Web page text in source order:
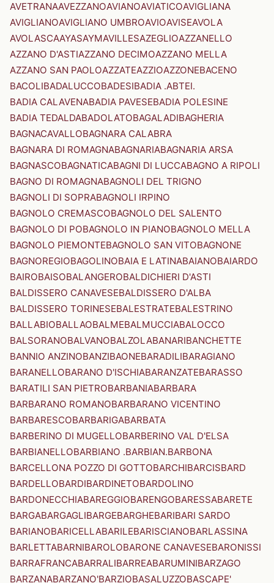
AVETRANAAVEZZANOAVIANOAVIATICOAVIGLIANA
AVIGLIANOAVIGLIANO UMBROAVIOAVISEAVOLA
AVOLASCAAYASAYMAVILLESAZEGLIOAZZANELLO
AZZANO D'ASTIAZZANO DECIMOAZZANO MELLA
AZZANO SAN PAOLOAZZATEAZZIOAZZONEBACENO
BACOLIBADALUCCOBADESIBADIA .ABTEI.
BADIA CALAVENABADIA PAVESEBADIA POLESINE
BADIA TEDALDABADOLATOBAGALADIBAGHERIA
BAGNACAVALLOBAGNARA CALABRA
BAGNARA DI ROMAGNABAGNARIABAGNARIA ARSA
BAGNASCOBAGNATICABAGNI DI LUCCABAGNO A RIPOLI
BAGNO DI ROMAGNABAGNOLI DEL TRIGNO
BAGNOLI DI SOPRABAGNOLI IRPINO
BAGNOLO CREMASCOBAGNOLO DEL SALENTO
BAGNOLO DI POBAGNOLO IN PIANOBAGNOLO MELLA
BAGNOLO PIEMONTEBAGNOLO SAN VITOBAGNONE
BAGNOREGIOBAGOLINOBAIA E LATINABAIANOBAIARDO
BAIROBAISOBALANGEROBALDICHIERI D'ASTI
BALDISSERO CANAVESEBALDISSERO D'ALBA
BALDISSERO TORINESEBALESTRATEBALESTRINO
BALLABIOBALLAOBALMEBALMUCCIABALOCCO
BALSORANOBALVANOBALZOLABANARIBANCHETTE
BANNIO ANZINOBANZIBAONEBARADILIBARAGIANO
BARANELLOBARANO D'ISCHIABARANZATEBARASSO
BARATILI SAN PIETROBARBANIABARBARA
BARBARANO ROMANOBARBARANO VICENTINO
BARBARESCOBARBARIGABARBATA
BARBERINO DI MUGELLOBARBERINO VAL D'ELSA
BARBIANELLOBARBIANO .BARBIAN.BARBONA
BARCELLONA POZZO DI GOTTOBARCHIBARCISBARD
BARDELLOBARDIBARDINETOBARDOLINO
BARDONECCHIABAREGGIOBARENGOBARESSABARETE
BARGABARGAGLIBARGEBARGHEBARIBARI SARDO
BARIANOBARICELLABARILEBARISCIANOBARLASSINA
BARLETTABARNIBAROLOBARONE CANAVESEBARONISSI
BARRAFRANCABARRALIBARREABARUMINIBARZAGO
BARZANABARZANO'BARZIOBASALUZZOBASCAPE'